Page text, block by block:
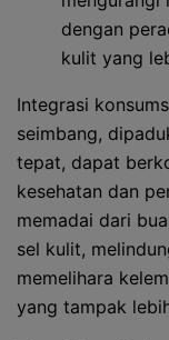
dengan
kulit yang
Integrasi
seimbang,
tepat, dapat
kesehatan dan
memadai dari
sel kulit,
memelihara
yang tampak